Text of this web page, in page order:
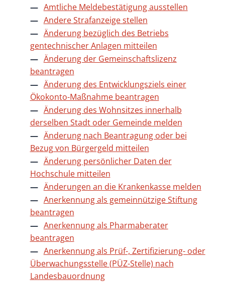
Amtliche Meldebestätigung ausstellen
Andere Strafanzeige stellen
Änderung bezüglich des Betriebs
gentechnischer Anlagen mitteilen
Änderung der Gemeinschaftslizenz
beantragen
Änderung des Entwicklungsziels einer
Ökokonto-Maßnahme beantragen
Änderung des Wohnsitzes innerhalb
derselben Stadt oder Gemeinde melden
Änderung nach Beantragung oder bei
Bezug von Bürgergeld mitteilen
Änderung persönlicher Daten der
Hochschule mitteilen
Änderungen an die Krankenkasse melden
Anerkennung als gemeinnützige Stiftung
beantragen
Anerkennung als Pharmaberater
beantragen
Anerkennung als Prüf-, Zertifizierung- oder
Überwachungsstelle (PÜZ-Stelle) nach
Landesbauordnung